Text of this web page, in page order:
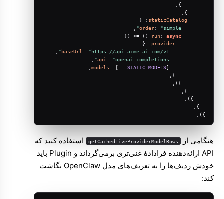
staticCatalog
: {
order: "simple"
run: async
() => ({
provider
: {
baseUrl : "https://api.acme-ai.com/v1"
api : "openai-completions"
models : [... STATIC_MODELS],
});
هنگامی از getCachedLiveProviderModelRows استفاده کنید که
API ارائه‌دهنده فرادادهٔ غنی‌تری برمی‌گرداند و Plugin باید
خودش ردیف‌ها را به تعریف‌های مدل OpenClaw نگاشت
کند: